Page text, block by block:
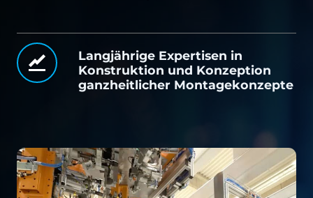
Langjährige Expertisen in
Konstruktion und Konzeption
ganzheitlicher Montagekonzepte